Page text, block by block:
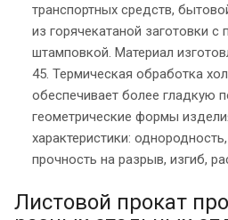
транспортных средств,
из горячекатаной заготовки
штамповкой. Материал
45. Термическая обработка
обеспечивает более гладкую
геометрические формы
характеристики:
прочность на разрыв, изгиб,
Листовой прокат